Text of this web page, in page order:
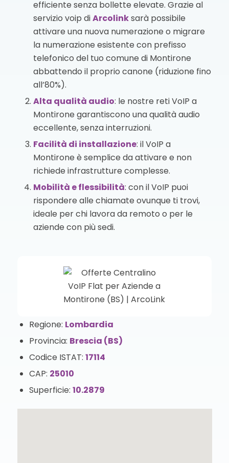
efficiente senza bollette elevate. Grazie al
servizio voip diArcolinksarà possibile
attivare una nuova numerazione o migrare
la numerazione esistente con prefisso
telefonico del tuo comune di Montirone
abbattendo il proprio canone (riduzione fino
all’80%).
Alta qualità audio: le nostre reti VoIP a
Montirone garantiscono una qualità audio
eccellente, senza interruzioni.
Facilità di installazione: il VoIP a
Montirone è semplice da attivare e non
richiede infrastrutture complesse.
Mobilità e flessibilità: con il VoIP puoi
rispondere alle chiamate ovunque ti trovi,
ideale per chi lavora da remoto o per le
aziende con più sedi.
Regione: Lombardia
Provincia: Brescia (BS)
Codice ISTAT: 17114
CAP: 25010
Superficie: 10.2879